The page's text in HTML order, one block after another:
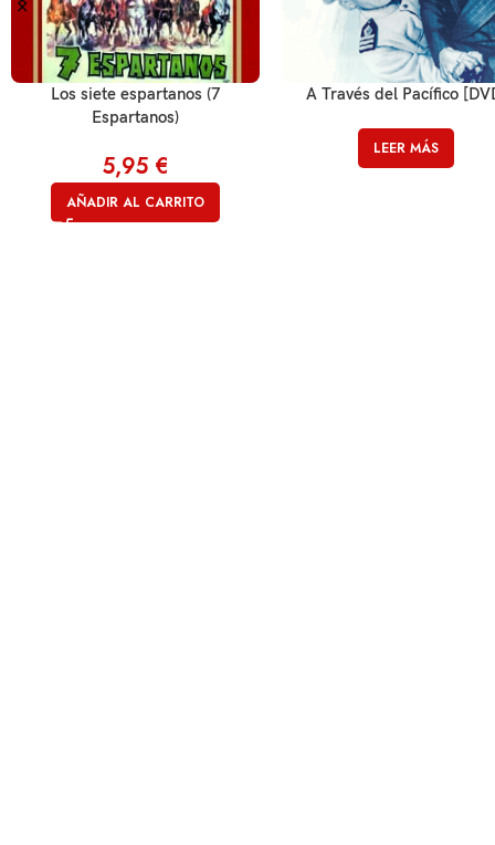
Los siete espartanos (7
Espartanos)
5,95 €
AÑADIR AL CARRITO
A Través del Pacífico
LEER MÁS